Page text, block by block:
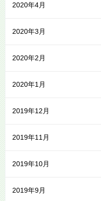
2020年4月
2020年3月
2020年2月
2020年1月
2019年12月
2019年11月
2019年10月
2019年9月